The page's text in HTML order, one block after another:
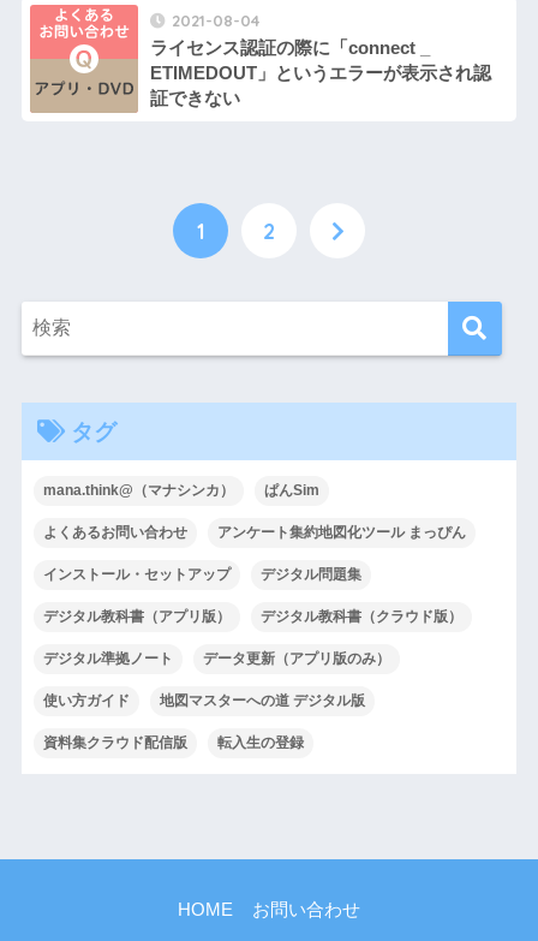
2021-08-04
ライセンス認証の際に「connect _
ETIMEDOUT」というエラーが表示され認
証できない
1 2
タグ
mana.think@（マナシンカ） ぱんSim
よくあるお問い合わせ アンケート集約地図化ツール まっぴん
インストール・セットアップ デジタル問題集
デジタル教科書（アプリ版） デジタル教科書（クラウド版）
デジタル準拠ノート データ更新（アプリ版のみ）
使い方ガイド 地図マスターへの道 デジタル版
資料集クラウド配信版 転入生の登録
HOME お問い合わせ